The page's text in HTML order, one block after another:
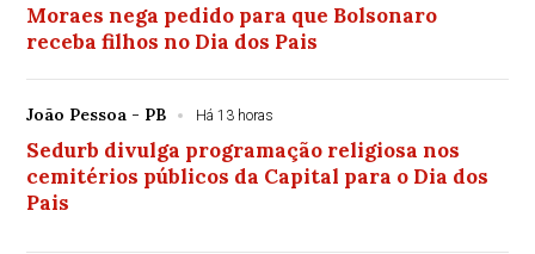
Moraes nega pedido para que Bolsonaro
receba filhos no Dia dos Pais
João Pessoa - PB Há 13 horas
Sedurb divulga programação religiosa nos
cemitérios públicos da Capital para o Dia dos
Pais